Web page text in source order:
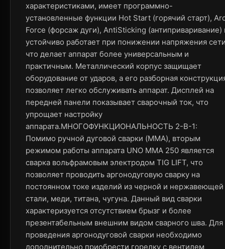
характеристиками, имеет программно-
установленные функции Нot Start (горячий старт),
Force (форсаж дуги), AntiSticking (антиприваривание)
устойчиво работает при понижении напряжения
что делает аппарат более универсальным и
практичным. Металлический корпус защищает
оборудование от ударов, а его разборная
позволяет легко обслуживать аппарат. Дисплей на
передней панели показывает сварочный ток, что
упрощает настройку
аппарата.МНОГОФУНКЦИОНАЛЬНОСТЬ 2-В-1:
Помимо ручной дуговой сварки (MMA), вторым
режимом работы аппарата UNO ММА 250 является
сварка вольфрамовым электродом TIG LIFT, что
позволяет проводить аргонодуговую сварку на
постоянном токе изделий из черной и нержавеющей
стали, меди, титана, чугуна. Данный вид сварки
характеризуется отсутствием брызг и более
презентабельным внешним видом сварного шва. Для
проведения аргонодуговой сварки необходимо
дополнительно приобрести горелку с вентилем